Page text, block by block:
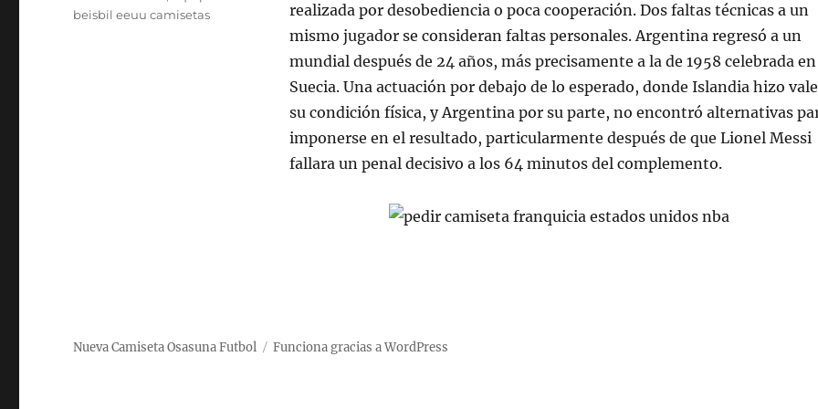
realizada por desobediencia o poca cooperación. Dos faltas técnicas a un
mismo jugador se consideran faltas personales. Argentina regresó a un
mundial después de 24 años, más precisamente a la de 1958 celebrada en
Suecia. Una actuación por debajo de lo esperado, donde Islandia hizo
su condición física, y Argentina por su parte, no encontró alternativas
imponerse en el resultado, particularmente después de que Lionel Messi
fallara un penal decisivo a los 64 minutos del complemento.
beisbil eeuu camisetas
Nueva Camiseta Osasuna Futbol Funciona gracias a WordPress